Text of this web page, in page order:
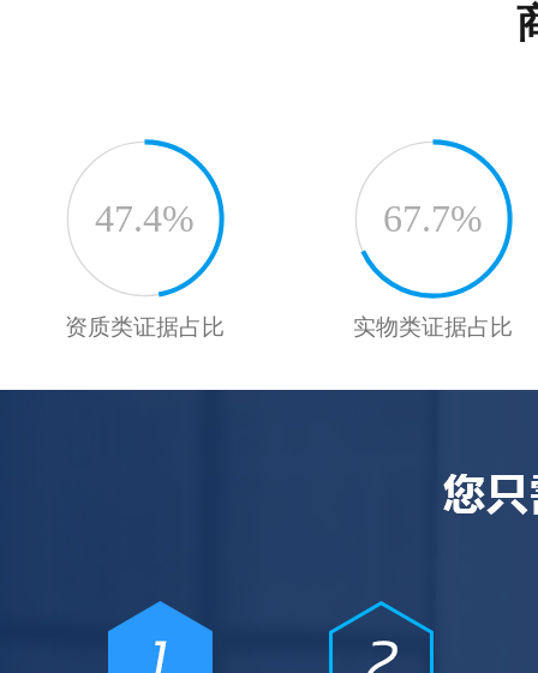
47.4%
资质类证据占比
67.7%
实物类证据占比